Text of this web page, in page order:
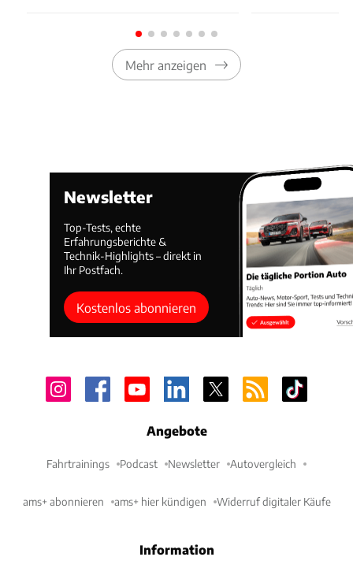
Mehr anzeigen
Newsletter
Top-Tests, echte
Erfahrungsberichte &
Technik-Highlights – direkt in
Ihr Postfach.
Kostenlos abonnieren
Angebote
Fahrtrainings Podcast Newsletter Autovergleich
ams+ abonnieren ams+ hier kündigen Widerruf digitaler Käufe
Information